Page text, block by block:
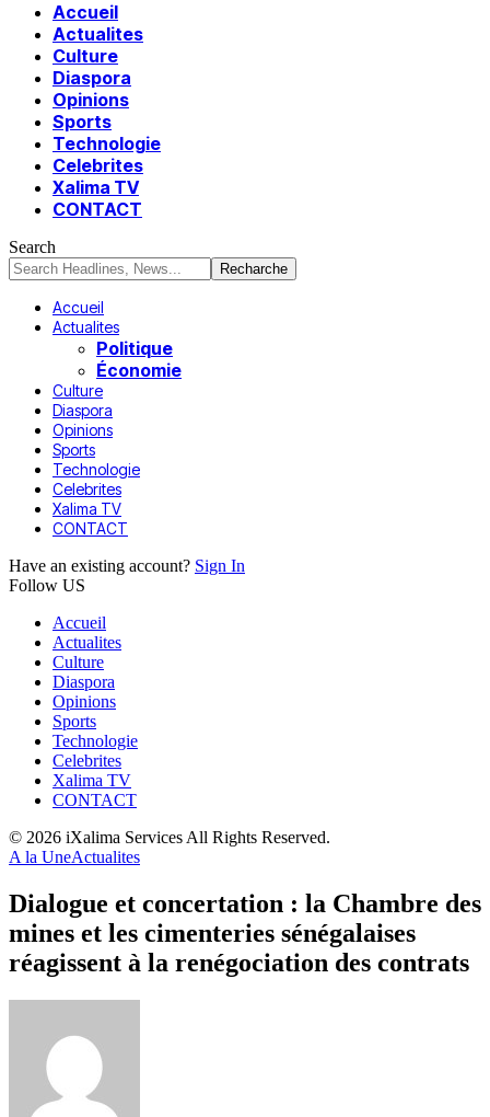
Accueil
Actualites
Culture
Diaspora
Opinions
Sports
Technologie
Celebrites
Xalima TV
CONTACT
Search
Accueil
Actualites
Politique
Économie
Culture
Diaspora
Opinions
Sports
Technologie
Celebrites
Xalima TV
CONTACT
Have an existing account? Sign In
Follow US
Accueil
Actualites
Culture
Diaspora
Opinions
Sports
Technologie
Celebrites
Xalima TV
CONTACT
© 2026 iXalima Services All Rights Reserved.
A la UneActualites
Dialogue et concertation : la Chambre des
mines et les cimenteries sénégalaises
réagissent à la renégociation des contrats